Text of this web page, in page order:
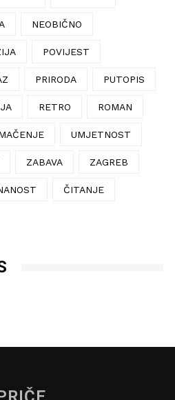
NEOBIČNO
POVIJEST
PRIRODA PUTOPIS
RETRO ROMAN
UMJETNOST
ZABAVA ZAGREB
ČITANJE